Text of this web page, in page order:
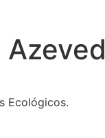
Ecológicos.